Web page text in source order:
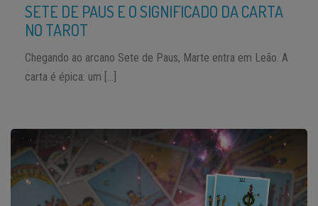
SETE DE PAUS E O SIGNIFICADO DA CARTA
NO TAROT
Chegando ao arcano Sete de Paus, Marte entra em Leão. A
carta é épica: um […]